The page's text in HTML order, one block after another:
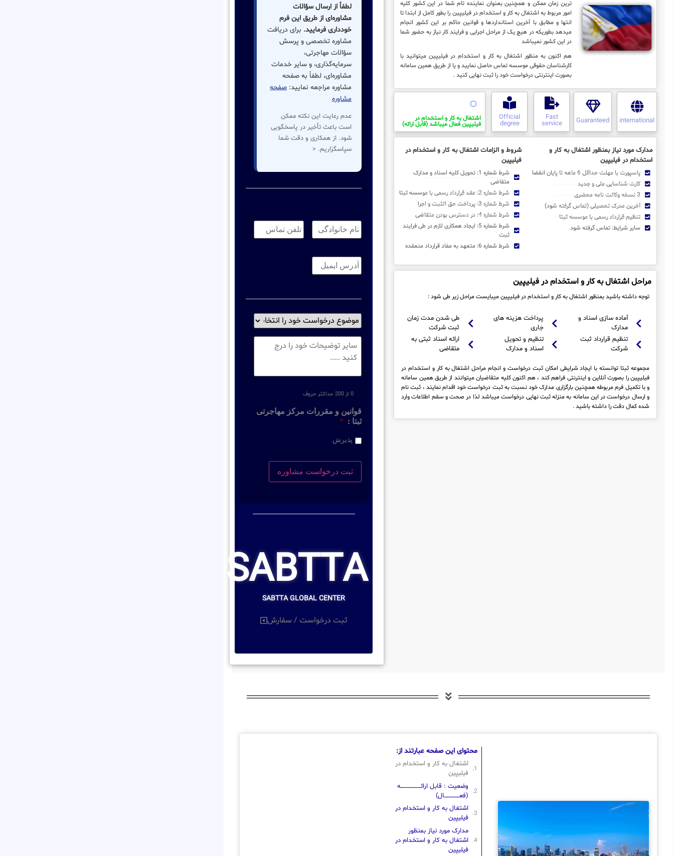
ترین زمان ممکن و همچنین بعنوان نماینده تام شما در این کشور کلیه
امور مربوط به اشتغال به کار و استخدام در فیلیپین را بطور کامل از ابتدا تا
انتها و مطابق با آخرین استانداردها و قوانین حاکم بر این کشور انجام
میدهد بطوریکه در هیچ یک از مراحل اجرایی و فرایند کار نیاز به حضور شما
در این کشور نمیباشد
هم اکنون به منظور اشتغال به کار و استخدام در فیلیپین میتوانید با
کارشناسان حقوقی موسسه تماس حاصل نمایید و یا از طریق همین سامانه
بصورت اینترنتی درخواست خود را ثبت نهایی کنید .
international
Guaranteed
Fast
service
Official
degree
اشتغال به کار و استخدام در
فیلیپین فعال میباشد (قابل ارائه)
مدارک مورد نیاز بمنظور اشتغال به کار و
استخدام در فیلیپین
پاسپورت با مهلت حداقل 6 ماهه تا پایان انقضا
کارت شناسایی ملی و جدید
3 نسخه وکالت نامه محضری
آخرین مدرک تحصیلی (تماس گرفته شود)
تنظیم قرارداد رسمی با موسسه ثبتا
سایر شرایط: تماس گرفته شود
شروط و الزامات اشتغال به کار و استخدام در
فیلیپین
شرط شماره 1: تحویل کلیه اسناد و مدارک
متقاضی
شرط شماره 2: عقد قرارداد رسمی با موسسه ثبتا
شرط شماره 3: پرداخت حق الثبت و اجرا
شرط شماره 4: در دسترس بودن متقاضی
شرط شماره 5: ایجاد همکاری لازم در طی فرایند
ثبت
شرط شماره 6: متعهد به مفاد قرارداد منعقده
مراحل اشتغال به کار و استخدام در فیلیپین
توجه داشته باشید بمنظور اشتغال به کار و استخدام در فیلیپین میبایست مراحل زیر طی شود :
آماده سازی اسناد و
مدارک
تنظیم قرارداد ثبت
شرکت
پرداخت هزینه های
جاری
تنظیم و تحویل
اسناد و مدارک
طی شدن مدت زمان
ثبت شرکت
ارائه اسناد ثبتی به
متقاضی
مجموعه ثبتا توانسته با ایجاد شرایطی امکان ثبت درخواست و انجام مراحل اشتغال به کار و استخدام در
فیلیپین را بصورت آنلاین و اینترنتی فراهم کند ، هم اکنون کلیه متقاضیان میتوانند از طریق همین سامانه
و با تکمیل فرم مربوطه همچنین بارگزاری مدارک خود نسبت به ثبت درخواست خود اقدام نمایند ، ثبت نام
و ارسال درخواست در این سامانه به منزله ثبت نهایی درخواست میباشد لذا در صحت و سقم اطلاعات وارد
شده کمال دقت را داشته باشید .
لطفاً از ارسال سؤالات
مشاوره‌ای از طریق این فرم
خودداری فرمایید. برای دریافت
مشاوره تخصصی و پرسش
سؤالات مهاجرتی،
سرمایه‌گذاری، و سایر خدمات
مشاوره‌ای، لطفاً به صفحه
مشاوره مراجعه نمایید: صفحه
مشاوره
عدم رعایت این نکته ممکن
است باعث تأخیر در پاسخگویی
شود. از همکاری و دقت شما
سپاسگزاریم. <
خانوادگی:
*
تماس:
*
موضوع
درخواست
خود
را
انتخاب
توضیحات
0 از 200 حداکثر حروف
قوانین و مقررات مرکز مهاجرتی
ثبتا : *
پذیرش
SABTTA
SABTTA GLOBAL CENTER
ثبت درخواست / سفارش
محتوای این صفحه عبارتند از:
اشتغال به کار و استخدام در
فیلیپین
وضعیت : قابل ارائــــــــــــــــــــه
(فعـــــــــــــــال)
اشتغال به کار و استخدام در
فیلیپین
مدارک مورد نیاز بمنظور
اشتغال به کار و استخدام در
فیلیپین